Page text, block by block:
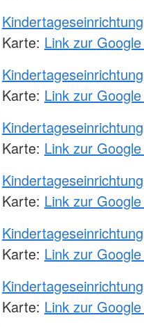
Kindertageseinrichtung
Karte: Link zur
Kindertageseinrichtung
Karte: Link zur
Kindertageseinrichtung
Karte: Link zur
Kindertageseinrichtung
Karte: Link zur
Kindertageseinrichtung
Karte: Link zur
Kindertageseinrichtung
Karte: Link zur